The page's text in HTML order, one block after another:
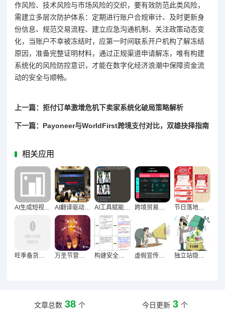
作风险、技术风险与市场风险的交织，要有效防范此类风险，
需建立多层次防护体系：定期进行账户合规审计、及时更新身
份信息、规范交易流程、建立应急沟通机制、关注政策动态变
化，当账户不幸被冻结时，应第一时间联系开户机构了解冻结
原因，准备完整证明材料，通过正规渠道申请解冻，唯有构建
系统化的风险防控意识，才能在数字化经济浪潮中保障资金流
动的安全与顺畅。
上一篇：拒付订单激增危机下卖家系统化破局策略解析
下一篇：Payoneer与WorldFirst跨境支付对比，双雄抉择指南
相关应用
AI翻译驱动多语言网站效率跃升，技术革新赋能全球化运营
旺季备货过剩风险破解术，深度分析与实战解决方案 万圣节营销氛围感破屏法则，五大心法直抵人心 构建安全防线，供应链审核流程的优化之道 虚假宣传，企业长期运营的隐形毒瘤 独立站隐私政策不可随意复制，法律、技术、信任三重危机深度解析
文章总数 38 个 今日更新 3 个